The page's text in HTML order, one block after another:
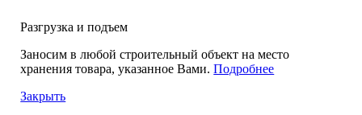
Разгрузка и подъем
Заносим в любой строительный объект на место
хранения товара, указанное Вами.Подробнее
Закрыть